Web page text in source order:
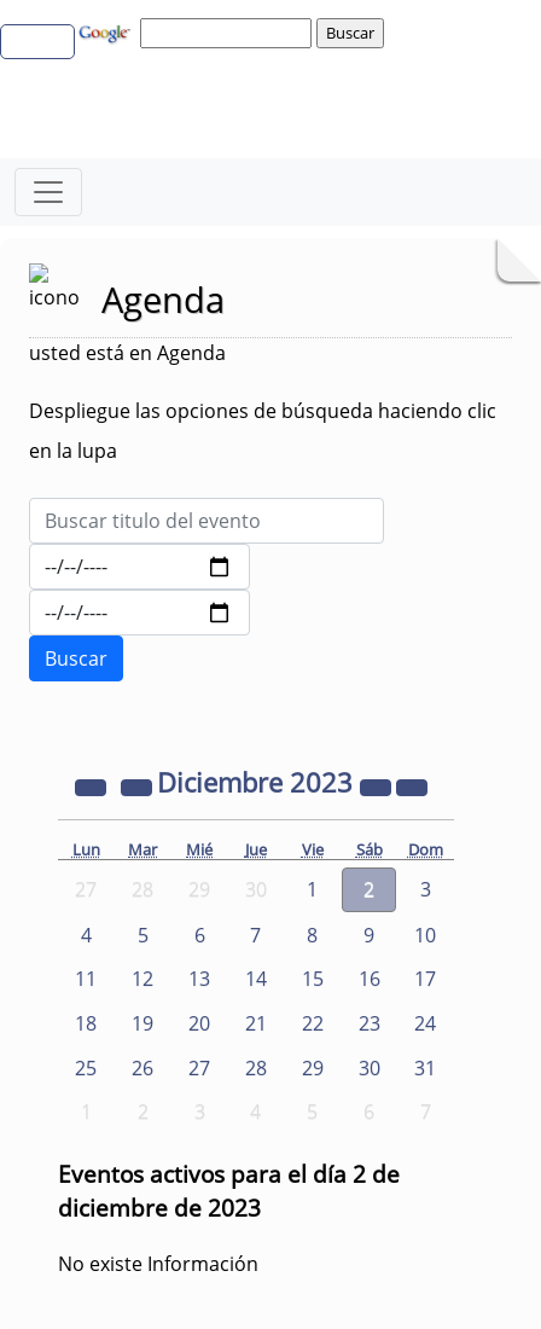
Agenda
usted está en Agenda
Despliegue las opciones de búsqueda haciendo clic
en la lupa
Diciembre 2023
Lun Mar Mié Jue Vie Sáb Dom
27 28 29 30 1 2
3
4
5 6 7 8 9
10
11
12 13 14 15 16
17
18
19 20 21 22 23
24
25
26 27 28 29 30
31
1
2 3 4 5 6 7
Eventos activos para el día 2 de
diciembre de 2023
No existe Información